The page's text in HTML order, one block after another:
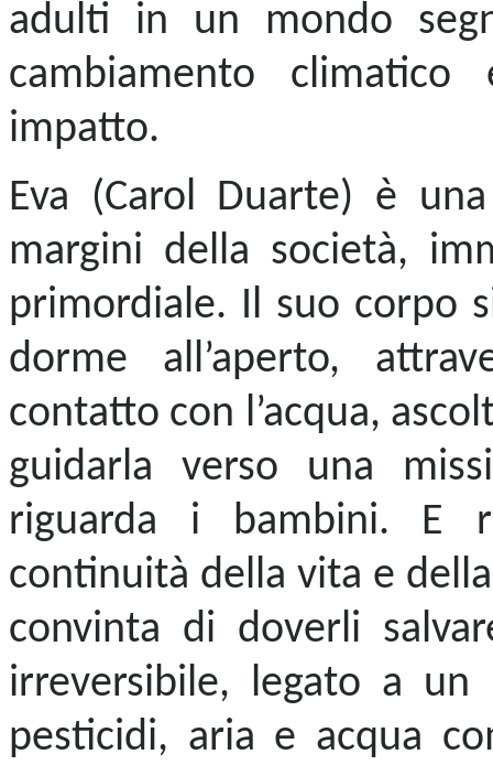
adulti in un mondo
cambiamento
impatto.
Eva (Carol Duarte) è
margini della società,
primordiale. Il suo corpo
dorme all’aperto,
contatto con l’acqua,
guidarla verso una
riguarda i bambini. E
continuità della vita e
convinta di doverli
irreversibile, legato a
pesticidi, aria e acqua